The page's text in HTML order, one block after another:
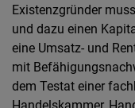
Existenzgründer
und dazu einen
eine Umsatz- und
mit
dem Testat einer